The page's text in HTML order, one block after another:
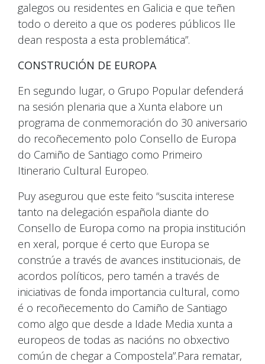
galegos ou residentes en Galicia e que teñen
todo o dereito a que os poderes públicos lle
dean resposta a esta problemática”.
CONSTRUCIÓN DE EUROPA
En segundo lugar, o Grupo Popular defenderá
na sesión plenaria que a Xunta elabore un
programa de conmemoración do 30 aniversario
do recoñecemento polo Consello de Europa
do Camiño de Santiago como Primeiro
Itinerario Cultural Europeo.
Puy asegurou que este feito “suscita interese
tanto na delegación española diante do
Consello de Europa como na propia institución
en xeral, porque é certo que Europa se
constrúe a través de avances institucionais, de
acordos políticos, pero tamén a través de
iniciativas de fonda importancia cultural, como
é o recoñecemento do Camiño de Santiago
como algo que desde a Idade Media xunta a
europeos de todas as nacións no obxectivo
común de chegar a Compostela”.Para rematar,